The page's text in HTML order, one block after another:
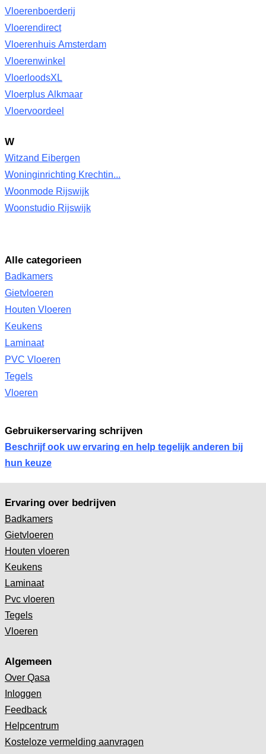
Vloerenboerderij
Vloerendirect
Vloerenhuis Amsterdam
Vloerenwinkel
VloerloodsXL
Vloerplus Alkmaar
Vloervoordeel
W
Witzand Eibergen
Woninginrichting Krechtin...
Woonmode Rijswijk
Woonstudio Rijswijk
Alle categorieen
Badkamers
Gietvloeren
Houten Vloeren
Keukens
Laminaat
PVC Vloeren
Tegels
Vloeren
Gebruikerservaring schrijven
Beschrijf ook uw ervaring en help tegelijk anderen bij
hun keuze
Ervaring over bedrijven
Badkamers
Gietvloeren
Houten vloeren
Keukens
Laminaat
Pvc vloeren
Tegels
Vloeren
Algemeen
Over Qasa
Inloggen
Feedback
Helpcentrum
Kosteloze vermelding aanvragen